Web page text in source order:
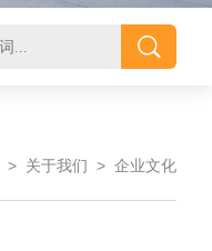
> 关于我们 > 企业文化